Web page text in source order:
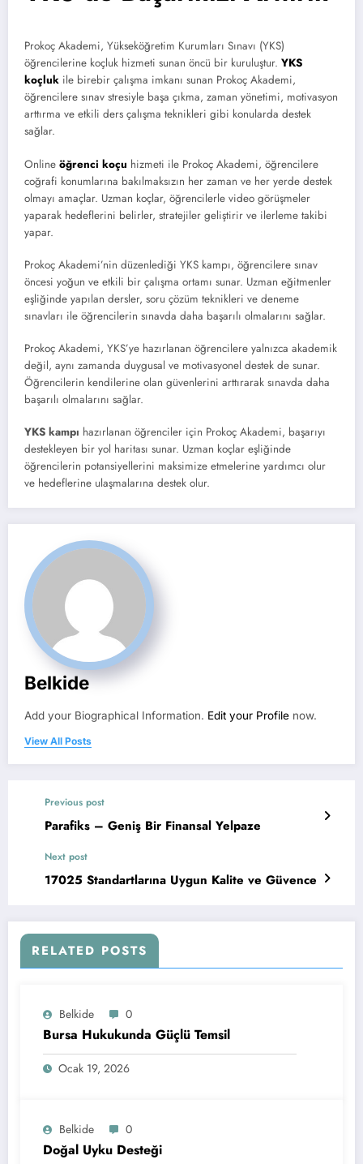
Prokoç Akademi, Yükseköğretim Kurumları Sınavı (YKS)
öğrencilerine koçluk hizmeti sunan öncü bir kuruluştur. YKS
koçluk ile birebir çalışma imkanı sunan Prokoç Akademi,
öğrencilere sınav stresiyle başa çıkma, zaman yönetimi, motivasyon
arttırma ve etkili ders çalışma teknikleri gibi konularda destek
sağlar.
Online öğrenci koçu hizmeti ile Prokoç Akademi, öğrencilere
coğrafi konumlarına bakılmaksızın her zaman ve her yerde destek
olmayı amaçlar. Uzman koçlar, öğrencilerle video görüşmeler
yaparak hedeflerini belirler, stratejiler geliştirir ve ilerleme takibi
yapar.
Prokoç Akademi’nin düzenlediği YKS kampı, öğrencilere sınav
öncesi yoğun ve etkili bir çalışma ortamı sunar. Uzman eğitmenler
eşliğinde yapılan dersler, soru çözüm teknikleri ve deneme
sınavları ile öğrencilerin sınavda daha başarılı olmalarını sağlar.
Prokoç Akademi, YKS’ye hazırlanan öğrencilere yalnızca akademik
değil, aynı zamanda duygusal ve motivasyonel destek de sunar.
Öğrencilerin kendilerine olan güvenlerini arttırarak sınavda daha
başarılı olmalarını sağlar.
YKS kampı hazırlanan öğrenciler için Prokoç Akademi, başarıyı
destekleyen bir yol haritası sunar. Uzman koçlar eşliğinde
öğrencilerin potansiyellerini maksimize etmelerine yardımcı olur
ve hedeflerine ulaşmalarına destek olur.
Belkide
Add your Biographical Information. Edit your Profile now.
View All Posts
Previous post
Parafiks – Geniş Bir Finansal Yelpaze
Next post
17025 Standartlarına Uygun Kalite ve Güvence
RELATED POSTS
Belkide 0
Bursa Hukukunda Güçlü Temsil
Ocak 19, 2026
Belkide 0
Doğal Uyku Desteği